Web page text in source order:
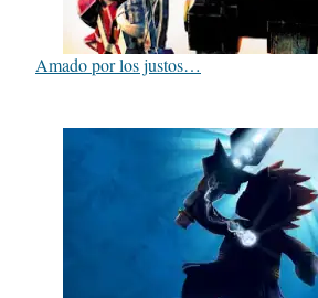
Amado por los justos…